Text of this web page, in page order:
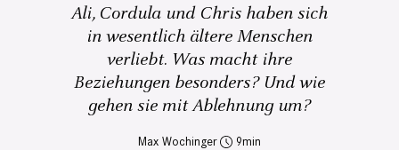
Ali, Cordula und Chris haben sich
in wesentlich ältere Menschen
verliebt. Was macht ihre
Beziehungen besonders? Und wie
gehen sie mit Ablehnung um?
Max Wochinger 9